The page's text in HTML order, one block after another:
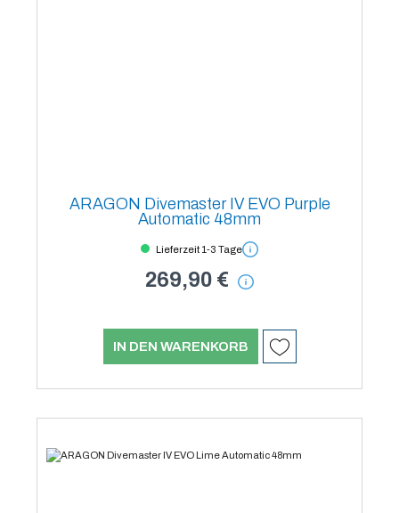
ARAGON Divemaster IV EVO Purple
Automatic 48mm
Lieferzeit 1-3 Tage
269,90 €
IN DEN WARENKORB